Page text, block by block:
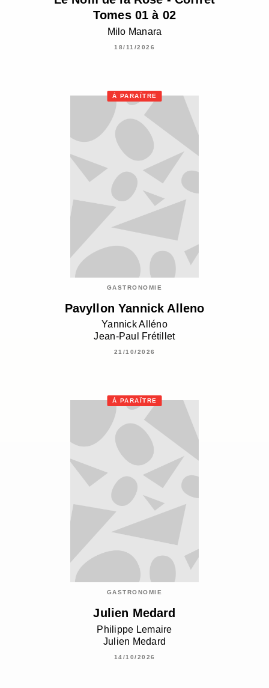
Tomes 01 à 02
Milo Manara
18/11/2026
À PARAÎTRE
GASTRONOMIE
Pavyllon Yannick Alleno
Yannick Alléno
Jean-Paul Frétillet
21/10/2026
À PARAÎTRE
GASTRONOMIE
Julien Medard
Philippe Lemaire
Julien Medard
14/10/2026